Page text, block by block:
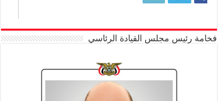
فخامة رئيس مجلس القيادة الرئاسي